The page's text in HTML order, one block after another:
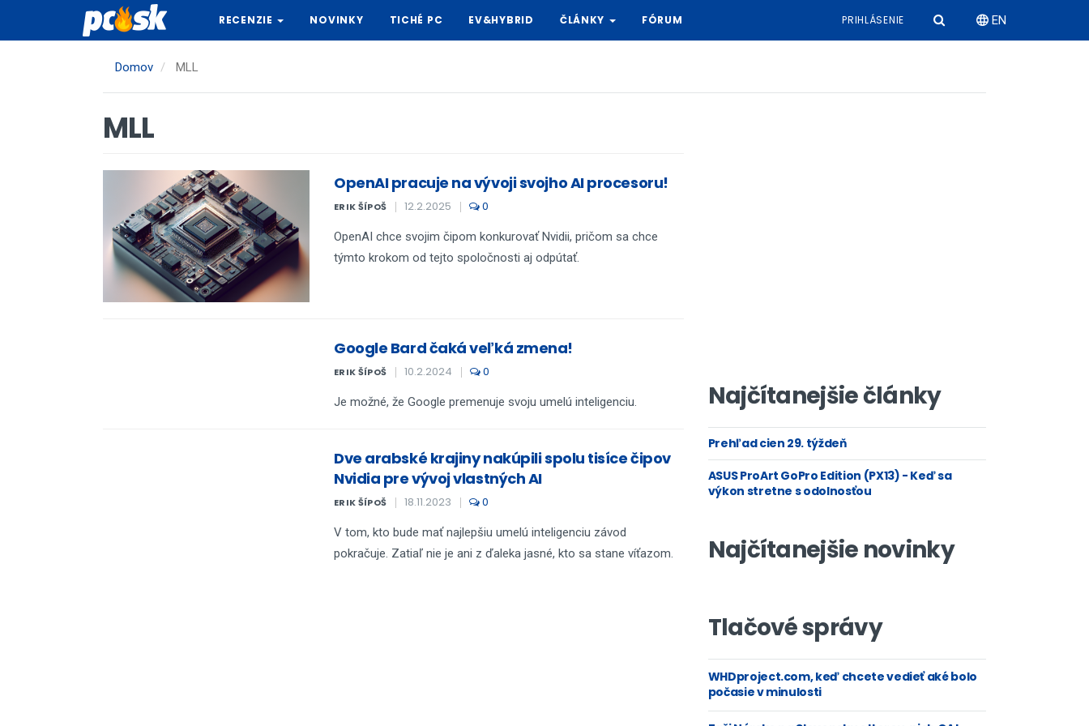
hlavný
RECENZIE NOVINKY TICHÉ PC EV&HYBRID ČLÁNKY FÓRUM PRIHLÁSENIE EN
Domov MLL
MLL
OpenAI pracuje na vývoji svojho AI procesoru!
ERIK ŠÍPOŠ 12.2.2025 0
OpenAI chce svojim čipom konkurovať Nvidii, pričom sa chce
týmto krokom od tejto spoločnosti aj odpútať.
Google Bard čaká veľká zmena!
ERIK ŠÍPOŠ 10.2.2024 0
Je možné, že Google premenuje svoju umelú inteligenciu.
Dve arabské krajiny nakúpili spolu tisíce čipov
Nvidia pre vývoj vlastných AI
ERIK ŠÍPOŠ 18.11.2023 0
V tom, kto bude mať najlepšiu umelú inteligenciu závod
pokračuje. Zatiaľ nie je ani z ďaleka jasné, kto sa stane víťazom.
Najčítanejšie články
Prehľad cien 29. týždeň
ASUS ProArt GoPro Edition (PX13) - Keď sa
výkon stretne s odolnosťou
Najčítanejšie novinky
Tlačové správy
WHDproject.com, keď chcete vedieť aké bolo
počasie v minulosti